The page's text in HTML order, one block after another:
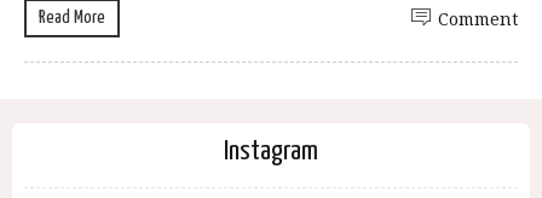
Read More Comment
Instagram